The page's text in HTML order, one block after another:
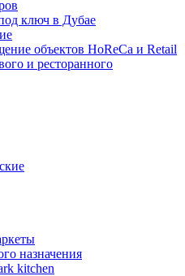
ключ в Дубае
объектов HoReCa и Retail
и ресторанного
назначения
kitchen